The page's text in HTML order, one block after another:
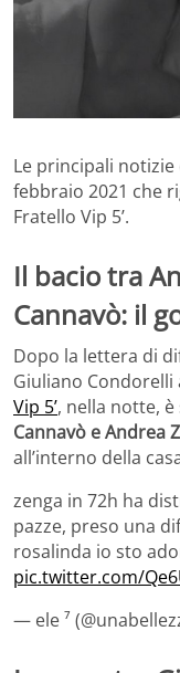
Le principali
febbraio 2021 che
Fratello Vip 5’.
Il bacio tra
Cannavò: il
Dopo la lettera di
Giuliano
Vip 5’, nella notte,
Cannavò e Andrea
all’interno della
zenga in 72h ha
pazze, preso una
rosalinda io sto
pic.twitter.com/
— ele ⁷